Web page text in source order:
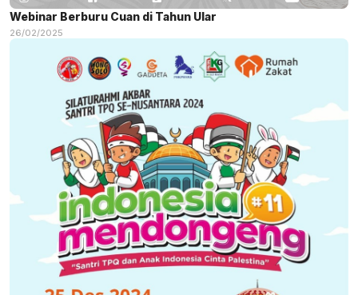
Webinar Berburu Cuan di Tahun Ular
26/02/2025